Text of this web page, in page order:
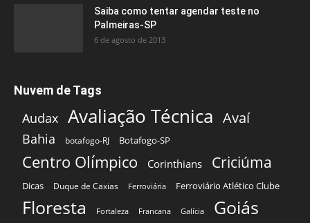
Saiba como tentar agendar teste no
Palmeiras-SP
6 de agosto de 2013
Nuvem de Tags
Audax Avaliação Técnica Avaí
Bahia botafogo-RJ Botafogo-SP
Centro Olímpico Corinthians Criciúma
Dicas Duque de Caxias Ferroviária Ferroviário Atlético Clube
Floresta Fortaleza Francana Galícia Goiás